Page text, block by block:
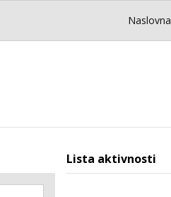
Naslovna
Lista aktivnosti